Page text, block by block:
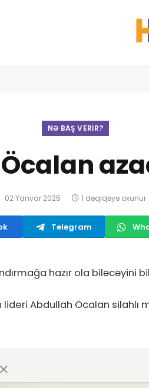
NƏ BAŞ VERIR?
02 Yanvar 2025 1 dəqiqəyə oxunur
Telegram
hazır ola biləcəyini
lideri Abdullah Öcalan